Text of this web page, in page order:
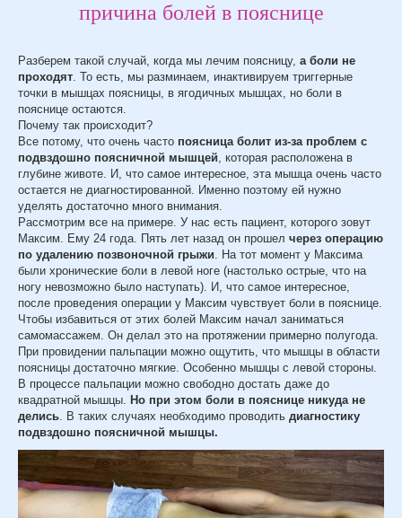
причина болей в пояснице
Разберем такой случай, когда мы лечим поясницу, а боли не
проходят. То есть, мы разминаем, инактивируем триггерные
точки в мышцах поясницы, в ягодичных мышцах, но боли в
пояснице остаются.
Почему так происходит?
Все потому, что очень часто поясница болит из-за проблем с
подвздошно поясничной мышцей, которая расположена в
глубине животе. И, что самое интересное, эта мышца очень часто
остается не диагностированной. Именно поэтому ей нужно
уделять достаточно много внимания.
Рассмотрим все на примере. У нас есть пациент, которого зовут
Максим. Ему 24 года. Пять лет назад он прошел через операцию
по удалению позвоночной грыжи. На тот момент у Максима
были хронические боли в левой ноге (настолько острые, что на
ногу невозможно было наступать). И, что самое интересное,
после проведения операции у Максим чувствует боли в пояснице.
Чтобы избавиться от этих болей Максим начал заниматься
самомассажем. Он делал это на протяжении примерно полугода.
При провидении пальпации можно ощутить, что мышцы в области
поясницы достаточно мягкие. Особенно мышцы с левой стороны.
В процессе пальпации можно свободно достать даже до
квадратной мышцы. Но при этом боли в пояснице никуда не
делись. В таких случаях необходимо проводить диагностику
подвздошно поясничной мышцы.